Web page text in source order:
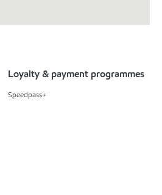
Loyalty & payment programmes
Speedpass+